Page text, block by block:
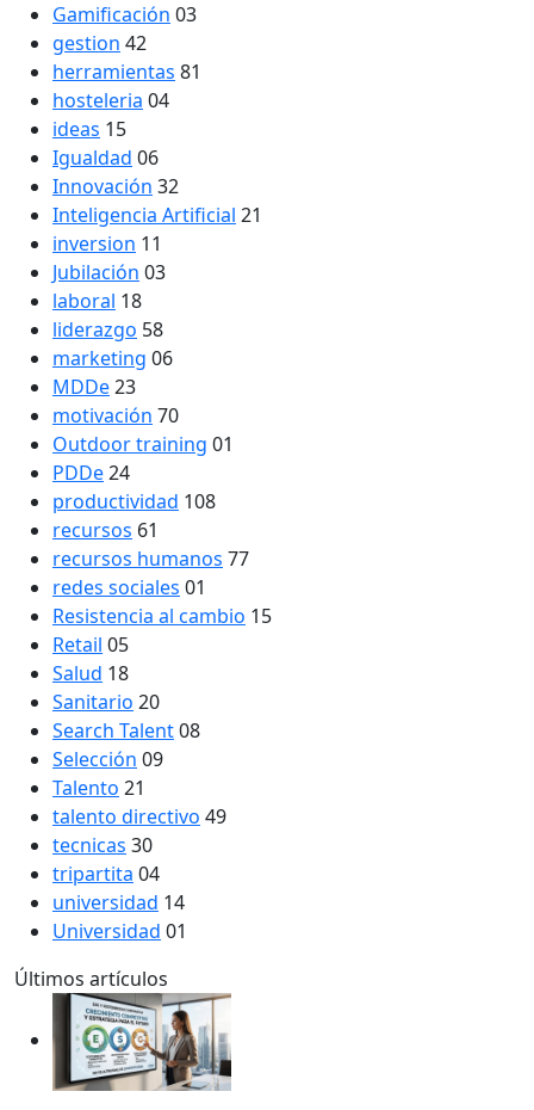
Gamificación 03
gestion 42
herramientas 81
hosteleria 04
ideas 15
Igualdad 06
Innovación 32
Inteligencia Artificial 21
inversion 11
Jubilación 03
laboral 18
liderazgo 58
marketing 06
MDDe23
motivación 70
Outdoor training 01
PDDe24
productividad 108
recursos 61
recursos humanos 77
redes sociales 01
Resistencia al cambio 15
Retail 05
Salud 18
Sanitario 20
Search Talent08
Selección 09
Talento 21
talento directivo 49
tecnicas 30
tripartita 04
universidad 14
Universidad 01
Últimos artículos